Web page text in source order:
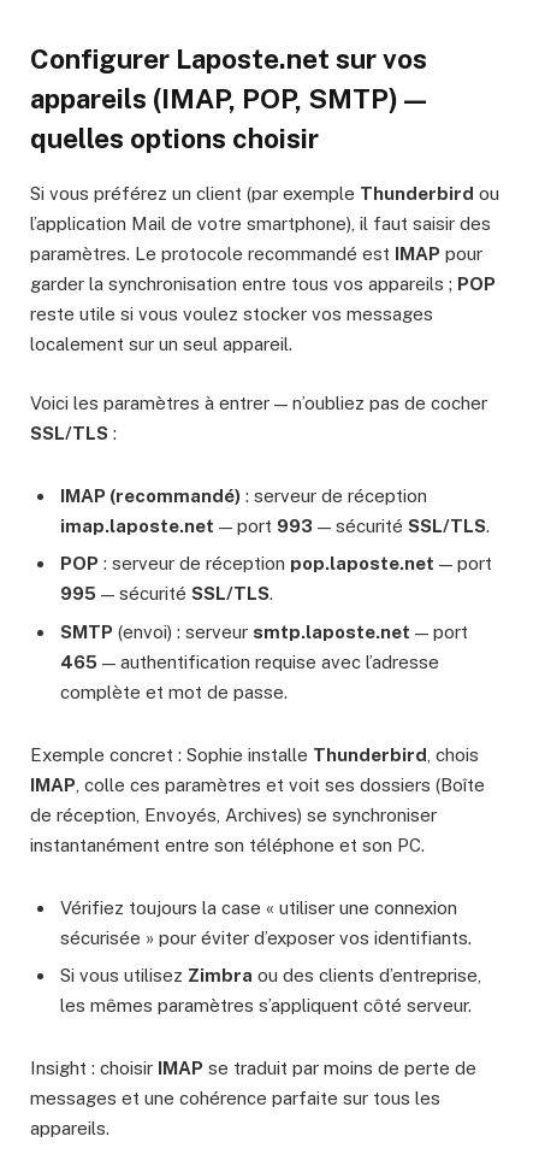
Configurer Laposte.net sur vos
appareils (IMAP, POP, SMTP) —
quelles options choisir
Si vous préférez un client (par exemple Thunderbird ou
l’application Mail de votre smartphone), il faut saisir des
paramètres. Le protocole recommandé est IMAP pour
garder la synchronisation entre tous vos appareils ; POP
reste utile si vous voulez stocker vos messages
localement sur un seul appareil.
Voici les paramètres à entrer — n’oubliez pas de cocher
SSL/TLS :
IMAP (recommandé) : serveur de réception
imap.laposte.net — port 993 — sécurité SSL/TLS.
POP : serveur de réception pop.laposte.net — port
995 — sécurité SSL/TLS.
SMTP (envoi) : serveur smtp.laposte.net — port
465 — authentification requise avec l’adresse
complète et mot de passe.
Exemple concret : Sophie installe Thunderbird , chois
IMAP , colle ces paramètres et voit ses dossiers (Boîte
de réception, Envoyés, Archives) se synchroniser
instantanément entre son téléphone et son PC.
Vérifiez toujours la case « utiliser une connexion
sécurisée » pour éviter d’exposer vos identifiants.
Si vous utilisez Zimbra ou des clients d’entreprise,
les mêmes paramètres s’appliquent côté serveur.
Insight : choisir IMAP se traduit par moins de perte de
messages et une cohérence parfaite sur tous les
appareils.